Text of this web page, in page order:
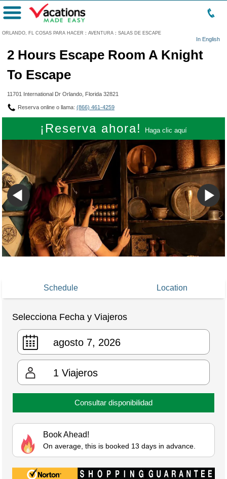
ORLANDO, FL COSAS PARA HACER : AVENTURA : SALAS DE ESCAPE
In English
Menú
2 Hours Escape Room A Knight
To Escape
11701 International Dr Orlando, Florida 32821
Reserva online o llama: (866) 461-4259
¡Reserva ahora! Haga clic aquí
Schedule Location
Selecciona Fecha y Viajeros
1 Viajeros
Consultar disponibilidad
Book Ahead!
On average, this is booked 13 days in advance.